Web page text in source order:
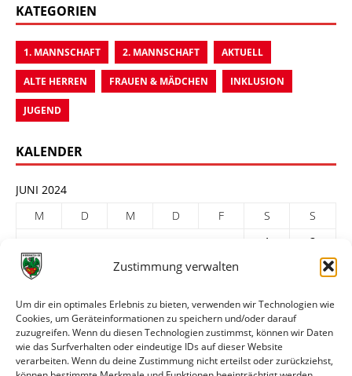
Zustimmung verwalten
Um dir ein optimales Erlebnis zu bieten, verwenden wir Technologien wie
Cookies, um Geräteinformationen zu speichern und/oder darauf
zuzugreifen. Wenn du diesen Technologien zustimmst, können wir Daten
wie das Surfverhalten oder eindeutige IDs auf dieser Website
verarbeiten. Wenn du deine Zustimmung nicht erteilst oder zurückziehst,
KATEGORIEN
1. MANNSCHAFT 2. MANNSCHAFT AKTUELL
ALTE HERREN FRAUEN & MÄDCHEN INKLUSION
JUGEND
KALENDER
JUNI 2024
M
D M D F S
S
1
2
3
5 6 7
17
18 19 20 21 22
24
25 26 27 28 29
« Mai
Juli »